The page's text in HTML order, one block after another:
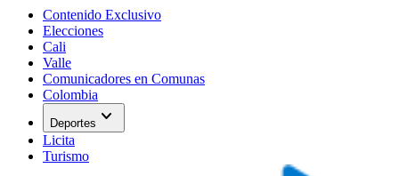
Contenido Exclusivo
Elecciones
Cali
Valle
Comunicadores en Comunas
Colombia
Deportes expand_more
Licita
Turismo